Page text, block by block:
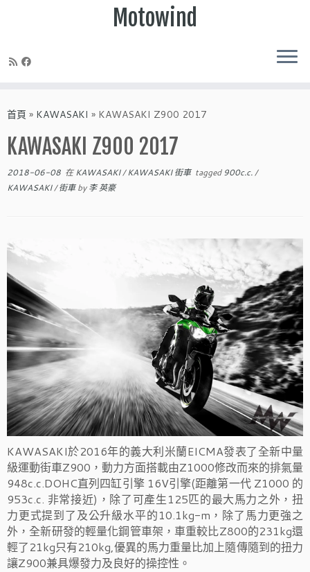
to
Motowind
首頁 » KAWASAKI » KAWASAKI Z900 2017
KAWASAKI Z900 2017
2018-06-08 在KAWASAKI/KAWASAKI 街車 tagged900c.c./
KAWASAKI/街車by李 英豪
KAWASAKI於2016年的義大利米蘭EICMA發表了全新中量
級運動街車Z900，動力方面搭載由Z1000修改而來的排氣量
948c.c.DOHC直列四缸引擎 16V引擎(距離第一代 Z1000 的
953c.c. 非常接近)，除了可產生125匹的最大馬力之外，扭
力更式提到了及公升級水平的10.1kg-m，除了馬力更強之
外，全新研發的輕量化鋼管車架，車重較比Z800的231kg還
輕了21kg只有210kg,優異的馬力重量比加上隨傳隨到的扭力
讓Z900兼具爆發力及良好的操控性。